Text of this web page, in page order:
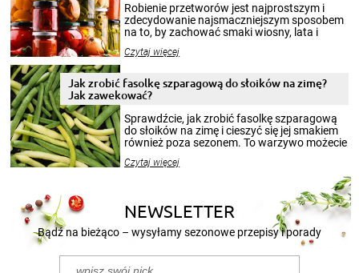
Robienie przetworów jest najprostszym i
zdecydowanie najsmaczniejszym sposobem
na to, by zachować smaki wiosny, lata i
krajobrazów, by cieszyć nimi oko w sezonie
pełni poczuć atmosferę cieplejszych
miesięcy. Przygotowanie słoików ze
smakowitą zawartością musi obejmować
patenty, które pozwolą zachować świeżość
przetworów.
Czytaj więcej
Jak zrobić fasolkę szparagową do słoików na zimę?
Jak zawekować?
Sprawdźcie, jak zrobić fasolkę szparagową
do słoików na zimę i cieszyć się jej smakiem
również poza sezonem. To warzywo możecie
nasze propozycje!
Czytaj więcej
NEWSLETTER
Bądź na bieżąco – wysyłamy sezonowe przepisy i porady